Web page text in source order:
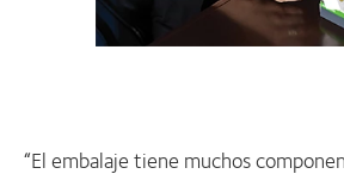
“El embalaje tiene muchos